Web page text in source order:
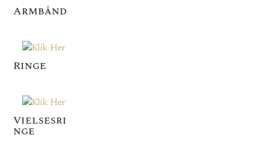
Armbånd
Ringe
Vielsesri
nge